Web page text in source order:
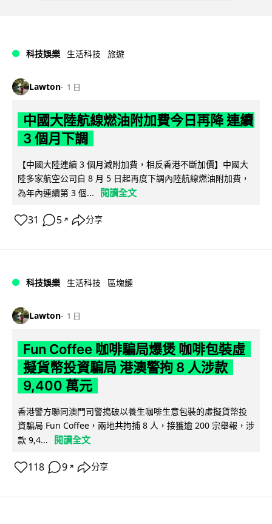
科技娛樂 生活科技 旅遊
Lawton 1 日
中國大陸航線燃油附加費今日再降 連續
3 個月下調
【中國大陸連續 3 個月減附加費，相反香港不斷加價】中國大
陸多家航空公司自 8 月 5 日起再度下調內陸航線燃油附加費，
為年內連續第 3 個...
閱讀全文
31 5 ↗ 分享
科技娛樂 生活科技 區塊鏈
Lawton 1 日
Fun Coffee 咖啡騙局爆煲 咖啡包裝虛
擬貨幣投資騙局 港澳警拘 8 人涉款
9,400 萬元
香港警方聯同澳門司警搗破以養生咖啡生意包裝的虛擬貨幣投
資騙局 Fun Coffee，兩地共拘捕 8 人，接獲逾 200 宗舉報，涉
款 9,4...
閱讀全文
118 9 ↗ 分享